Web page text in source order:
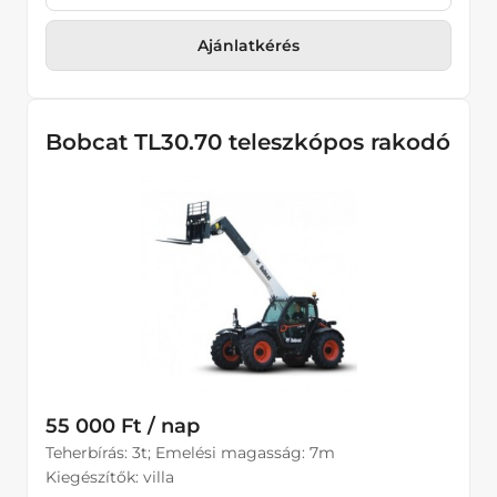
Ajánlatkérés
Bobcat TL30.70 teleszkópos rakodó
55 000 Ft / nap
Teherbírás: 3t; Emelési magasság: 7m
Kiegészítők: villa